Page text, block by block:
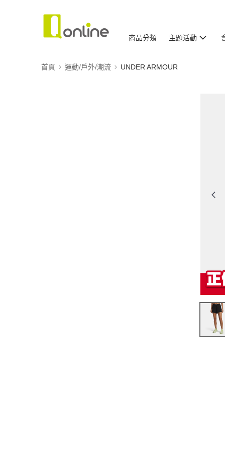
商品分類 主題活動
首頁 運動/戶外/潮流 UNDER ARMOUR